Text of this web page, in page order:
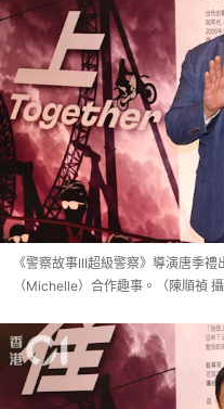
《警察故事III超級警察》導演唐季
（Michelle）合作趣事。（陳順禎 攝